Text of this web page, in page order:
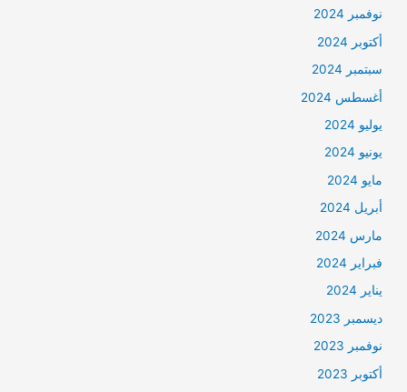
نوفمبر 2024
أكتوبر 2024
سبتمبر 2024
أغسطس 2024
يوليو 2024
يونيو 2024
مايو 2024
أبريل 2024
مارس 2024
فبراير 2024
يناير 2024
ديسمبر 2023
نوفمبر 2023
أكتوبر 2023